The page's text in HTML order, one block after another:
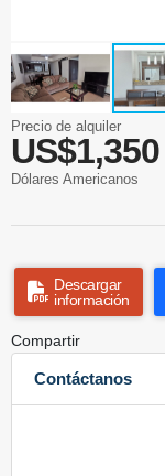
Precio de alquiler
US$1,350
Dólares Americanos
Descargar
información
Compartir
Contáctanos